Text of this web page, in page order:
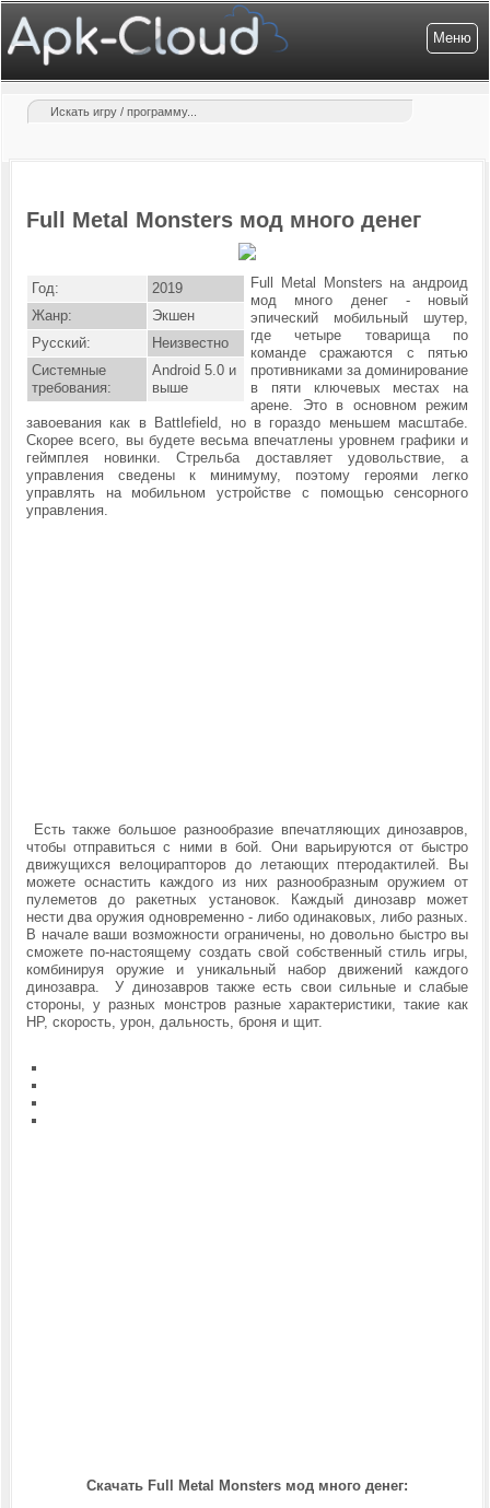
Меню
Full Metal Monsters мод много денег
Год:
2019
Жанр:
Экшен
Русский:
Неизвестно
Системные
требования:
Android 5.0 и
выше
Full Metal Monsters на андроид
мод много денег - новый
эпический мобильный шутер,
где четыре товарища по
команде сражаются с пятью
противниками за доминирование
в пяти ключевых местах на
арене. Это в основном режим
завоевания как в Battlefield, но в гораздо меньшем масштабе.
Скорее всего, вы будете весьма впечатлены уровнем графики и
геймплея новинки. Стрельба доставляет удовольствие, а
управления сведены к минимуму, поэтому героями легко
управлять на мобильном устройстве с помощью сенсорного
управления.
Есть также большое разнообразие впечатляющих динозавров,
чтобы отправиться с ними в бой. Они варьируются от быстро
движущихся велоцирапторов до летающих птеродактилей. Вы
можете оснастить каждого из них разнообразным оружием от
пулеметов до ракетных установок. Каждый динозавр может
нести два оружия одновременно - либо одинаковых, либо разных.
В начале ваши возможности ограничены, но довольно быстро вы
сможете по-настоящему создать свой собственный стиль игры,
комбинируя оружие и уникальный набор движений каждого
динозавра. У динозавров также есть свои сильные и слабые
стороны, у разных монстров разные характеристики, такие как
HP, скорость, урон, дальность, броня и щит.
Скачать Full Metal Monsters мод много денег: